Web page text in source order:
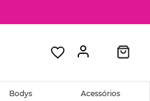
Bodys Acessórios